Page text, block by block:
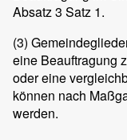
Absatz 3 Satz 1.
(3)
eine Beauftragung
oder eine
können nach
werden.